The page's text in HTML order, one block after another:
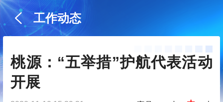
工作动态
桃源：“五举措”护航代表活动
开展